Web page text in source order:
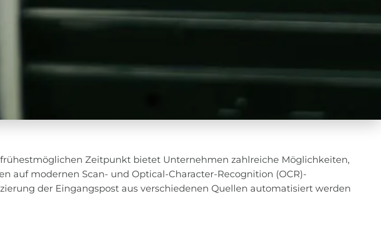
Zeitpunkt bietet Unternehmen zahlreiche Möglichkeiten,
auf modernen Scan- und Optical-Character-Recognition (OCR)-
der Eingangspost aus verschiedenen Quellen automatisiert werden